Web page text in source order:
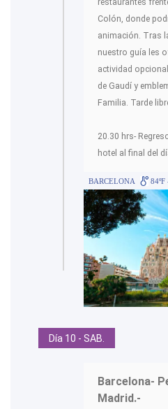
restaurantes
Colón, donde
animación. Tras
nuestro guía les
actividad
de Gaudí y
Familia. Tarde
20.30 hrs-
hotel al final del
BARCELONA
Día 10 - SAB.
Barcelona-
Madrid.-